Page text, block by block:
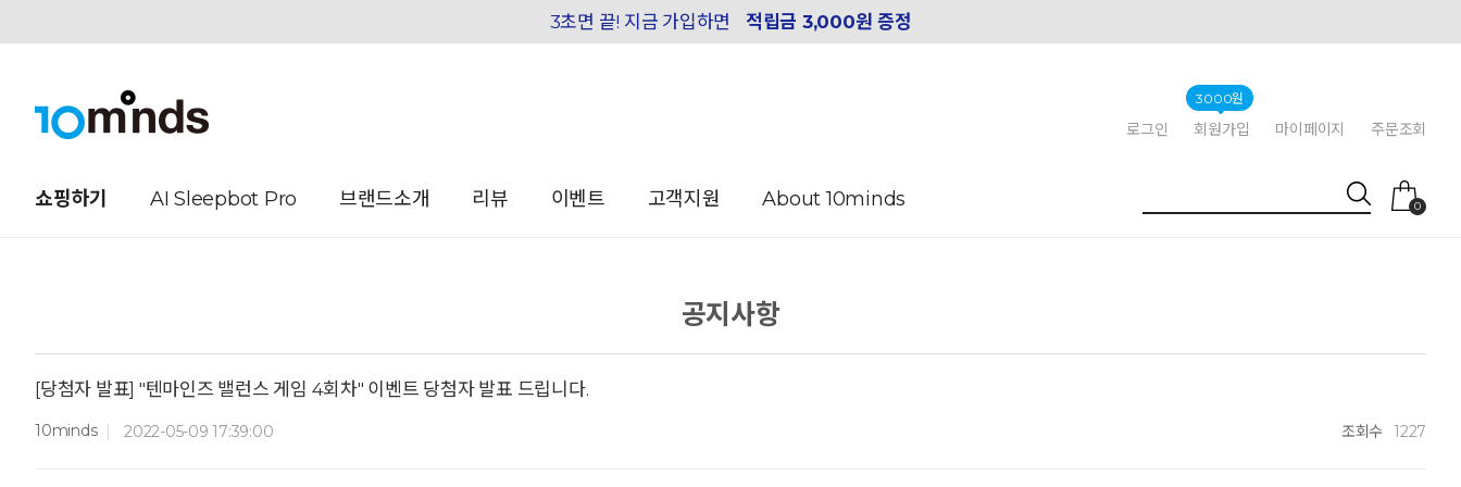
3초면 끝! 지금 가입하면 적립금 3,000원 증정
로그인 회원가입
3000원
마이페이지 주문조회
쇼핑하기 AI Sleepbot Pro 브랜드소개 리뷰 이벤트 고객지원 About 10minds 0
공지사항
[당첨자 발표] "텐마인즈 밸런스 게임 4회차" 이벤트 당첨자 발표 드립니다.
10minds 2022-05-09 17:39:00 조회수 1227